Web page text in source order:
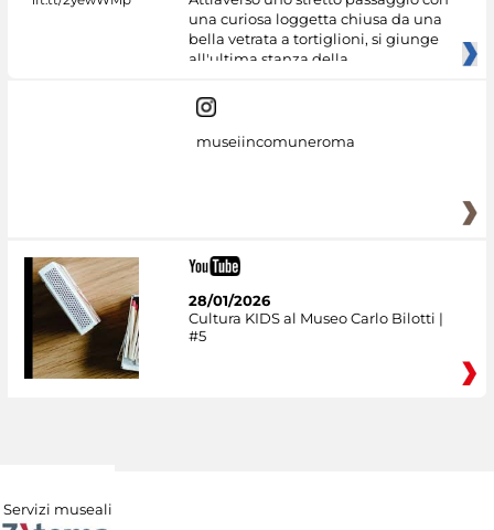
una curiosa loggetta chiusa da una
bella vetrata a tortiglioni, si giunge
all'ultima stanza della
museiincomuneroma
28/01/2026
Cultura KIDS al Museo Carlo Bilotti |
#5
Servizi museali